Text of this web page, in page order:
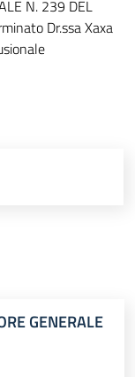
N. 239 DEL
Dr.ssa Xaxa
GENERALE